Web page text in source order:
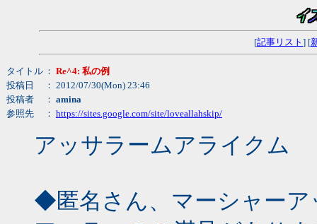
[記事リスト ] [
タイトル ： Re^4: 私の例
投稿日
： 2012/07/30(Mon) 23:46
投稿者
： amina
参照先
： https://sites.google.com/site/loveallahskip/
アッサラームアライクム
◆匿名さん、マーシャーア